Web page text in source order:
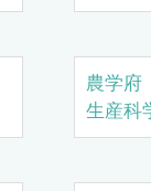
農学
生産科